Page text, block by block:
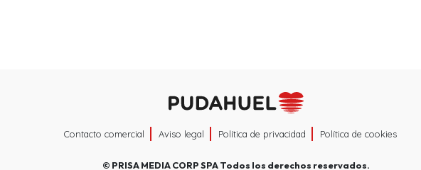
Contacto comercial Aviso legal Política de privacidad Política de cookies
© PRISA MEDIA CORP SPATodos los derechos reservados.